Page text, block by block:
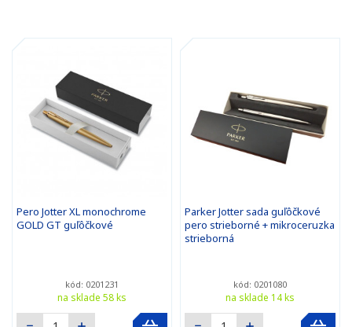
Pero Jotter XL monochrome
GOLD GT guľôčkové
kód: 0201231
na sklade 58 ks
Parker Jotter sada guľôčkové
pero strieborné + mikroceruzka
strieborná
kód: 0201080
na sklade 14 ks